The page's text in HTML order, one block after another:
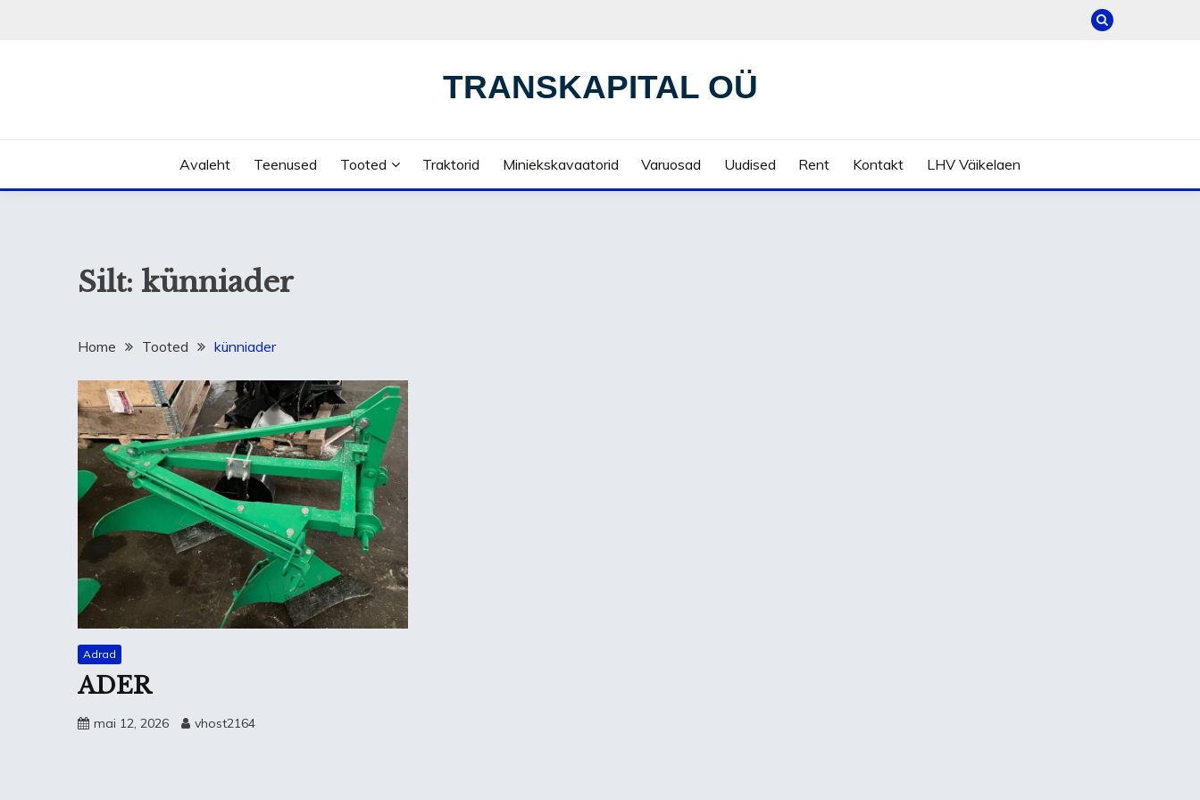
TRANSKAPITAL OÜ
Avaleht Teenused Tooted Traktorid Miniekskavaatorid Varuosad Uudised Rent Kontakt LHV Väikelaen
Silt: künniader
Home Tooted künniader
Adrad
ADER
mai 12, 2026 vhost2164